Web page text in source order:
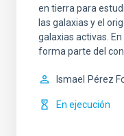
en tierra para
las galaxias y el
galaxias activas.
forma parte del
Ismael Pérez
En ejecución